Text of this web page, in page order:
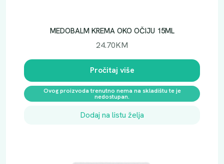
MEDOBALM KREMA OKO OČIJU 15ML
24.70KM
Pročitaj više
Ovog proizvoda trenutno nema na skladištu te je
nedostupan.
Dodaj na listu želja